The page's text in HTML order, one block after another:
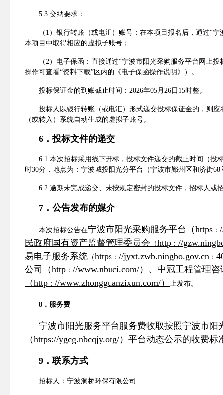
5.3 交纳要求 ：
（ 1 ）银行转账（或电汇）账号 ： 在本项目报名后，通过“宁
本项目 中取得相应的虚拟子账号；
（2）电子保函 ： 直接通过“宁波市阳光采购服务平台网上
操作可查看“资料下载”区 内的《电子保函操作说明》）。
投标保证金的到账截止时间 ： 2026年05月 26 日 15时整。
投标人以银行转账（或电汇）形式递交投标保证金的，则
（或转入）系统自动生成的虚拟子账号。
6 ．投标文件的递交
6.1 本次招标采用线下开标，投标文件递交的截止时间（投
时30分，地点为：宁波城投阳光分平台（宁波市鄞州区和济街68
6.2 逾期未完成递交、未按规定密封的投标文件，招标人或
7 ．公告发布的媒介
本次招标公告在宁波市阳光采购服务平台（https ：
民政府国有资产监督管理委员会 （http ： //
易电子服务系统 （https ： //jyxt.zwb.ningbo.gov.cn ：
公司（http ： //www.nbuci.com/） 、中冠工程管理
（http ： //www.zhongguanzixun.com/） 上发布。
8 ． 服务费
宁波市阳光服务平台服务费收取按照宁波市阳
（https://ygcg.nbcqjy.org/）平台动态公示的收费标
9 ．联系方式
招标人 ： 宁波洞桥环保有限公司